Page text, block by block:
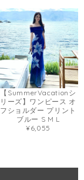
【SummerVacationシ
リーズ】ワンピース オ
フショルダー プリント
ブルー S M L
¥6,055